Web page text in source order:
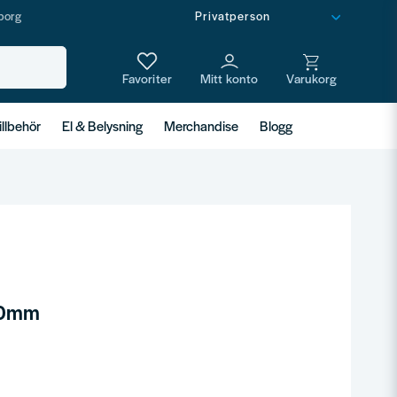
El & Belysning Merchandise Blogg